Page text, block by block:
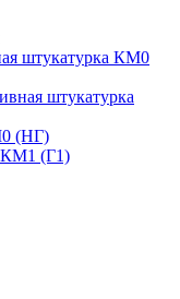
штукатурка КМ0
штукатурка
(НГ)
КМ1 (Г1)